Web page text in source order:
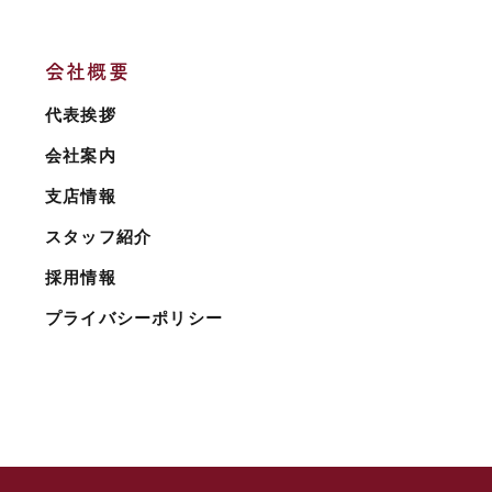
会社概要
代表挨拶
会社案内
支店情報
スタッフ紹介
採用情報
プライバシーポリシー